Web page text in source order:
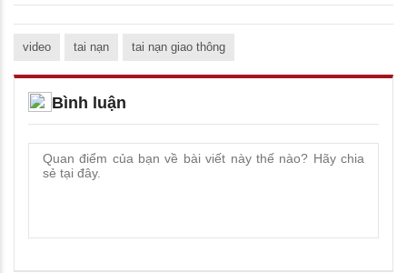
video tai nạn tai nạn giao thông
Bình luận